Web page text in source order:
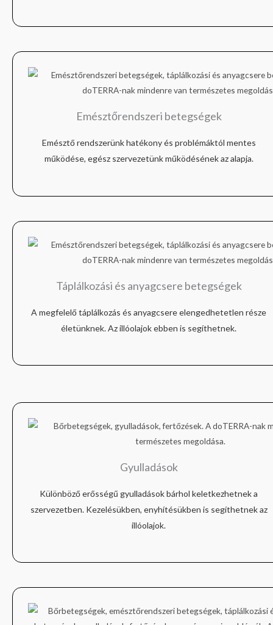
Emésztőrendszeri betegségek
Emésztő rendszerünk hatékony és problémáktól mentes
működése, egész szervezetünk működésének az alapja.
Táplálkozási és anyagcsere betegségek
A megfelelő táplálkozás és anyagcsere elengedhetetlen része
életünknek. Az illóolajok ebben is segíthetnek.
Gyulladások
Különböző erősségű gyulladások bárhol keletkezhetnek a
szervezetben. Kezelésükben, enyhítésükben is segíthetnek az
illóolajok.